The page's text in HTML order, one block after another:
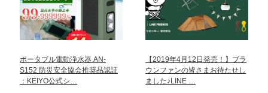
ポータブル電動浄水器 AN-
S152 防災安全協会推奨品認証
：KEIYO公式シ…
【2019年4月12日発売！】ブラ
ウンファンの皆さまお待たせし
ました♪LINE …